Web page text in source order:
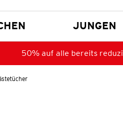
JUNGEN
50% auf alle bereits